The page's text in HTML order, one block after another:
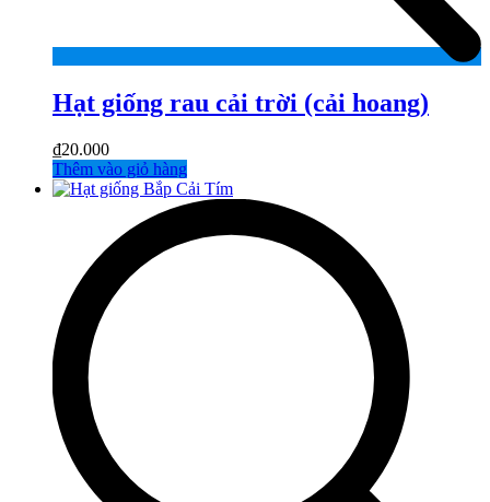
Hạt giống rau cải trời (cải hoang)
₫20.000
Thêm vào giỏ hàng